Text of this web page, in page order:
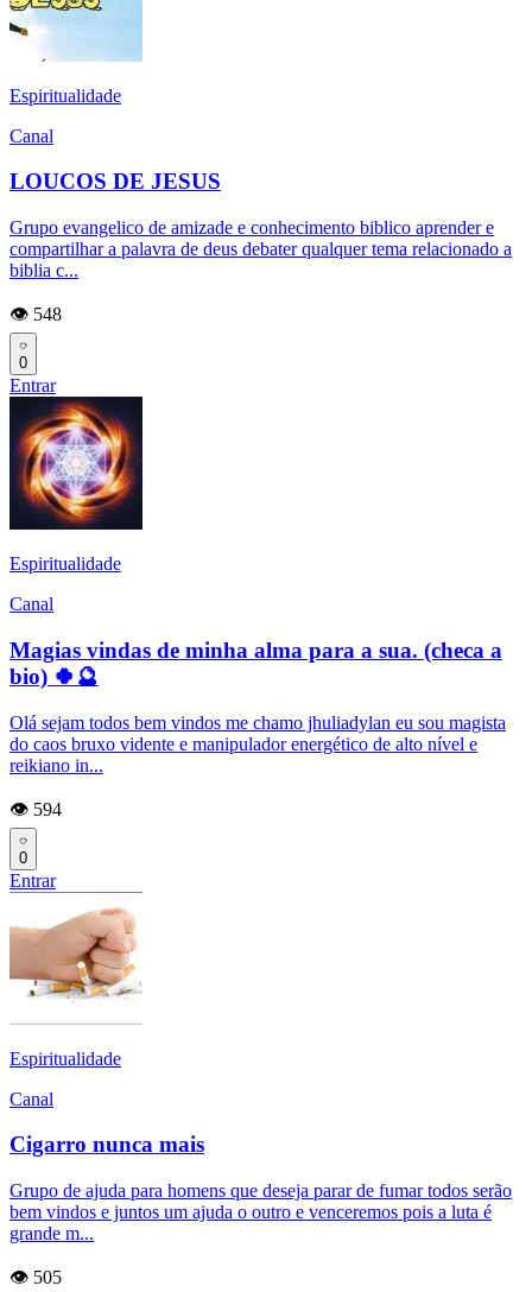
Espiritualidade
Canal
LOUCOS DE JESUS
Grupo evangelico de amizade e conhecimento biblico aprender e
compartilhar a palavra de deus debater qualquer tema relacionado a
biblia c...
👁️ 548
0
Entrar
Espiritualidade
Canal
Magias vindas de minha alma para a sua. (checa a
bio) 🍀🔮
Olá sejam todos bem vindos me chamo jhuliadylan eu sou magista
do caos bruxo vidente e manipulador energético de alto nível e
reikiano in...
👁️ 594
0
Entrar
Espiritualidade
Canal
Cigarro nunca mais
Grupo de ajuda para homens que deseja parar de fumar todos serão
bem vindos e juntos um ajuda o outro e venceremos pois a luta é
grande m...
👁️ 505